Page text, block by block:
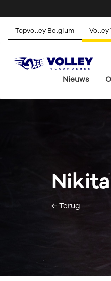
Topvolley Belgium Volley
Nieuws
← Terug